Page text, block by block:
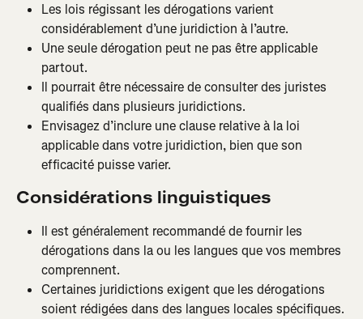
Les lois régissant les dérogations varient
considérablement d’une juridiction à l’autre.
Une seule dérogation peut ne pas être applicable
partout.
Il pourrait être nécessaire de consulter des juristes
qualifiés dans plusieurs juridictions.
Envisagez d’inclure une clause relative à la loi
applicable dans votre juridiction, bien que son
efficacité puisse varier.
Considérations linguistiques
Il est généralement recommandé de fournir les
dérogations dans la ou les langues que vos membres
comprennent.
Certaines juridictions exigent que les dérogations
soient rédigées dans des langues locales spécifiques.